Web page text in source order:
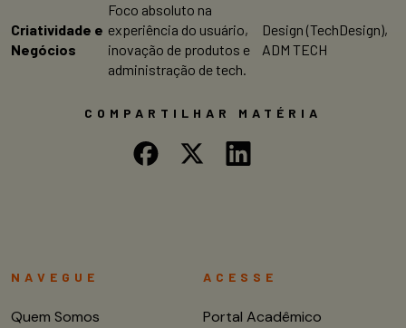
Criatividade e
Negócios
Foco absoluto na
experiência do usuário,
inovação de produtos e
administração de tech.
Design (TechDesign),
ADM TECH
COMPARTILHAR MATÉRIA
NAVEGUE
Quem Somos
ACESSE
Portal Acadêmico